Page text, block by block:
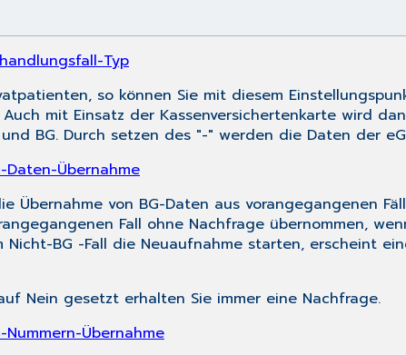
Typ
so können Sie mit diesem
mit Einsatz der Kassenversichertenkarte wird
BG. Durch setzen des "-" werden die Daten der
Übernahme
Übernahme von BG-Daten aus vorangegangenen
Fall ohne Nachfrage übernommen,
Nicht-BG -Fall die Neuaufnahme starten, erscheint
Nein gesetzt erhalten Sie immer eine Nachfrage.
Übernahme